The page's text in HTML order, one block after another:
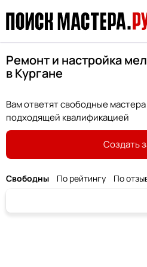
Ремонт и настройка
в Кургане
Вам ответят свободные
подходящей квалификацией
Создать
Свободны По рейтингу По